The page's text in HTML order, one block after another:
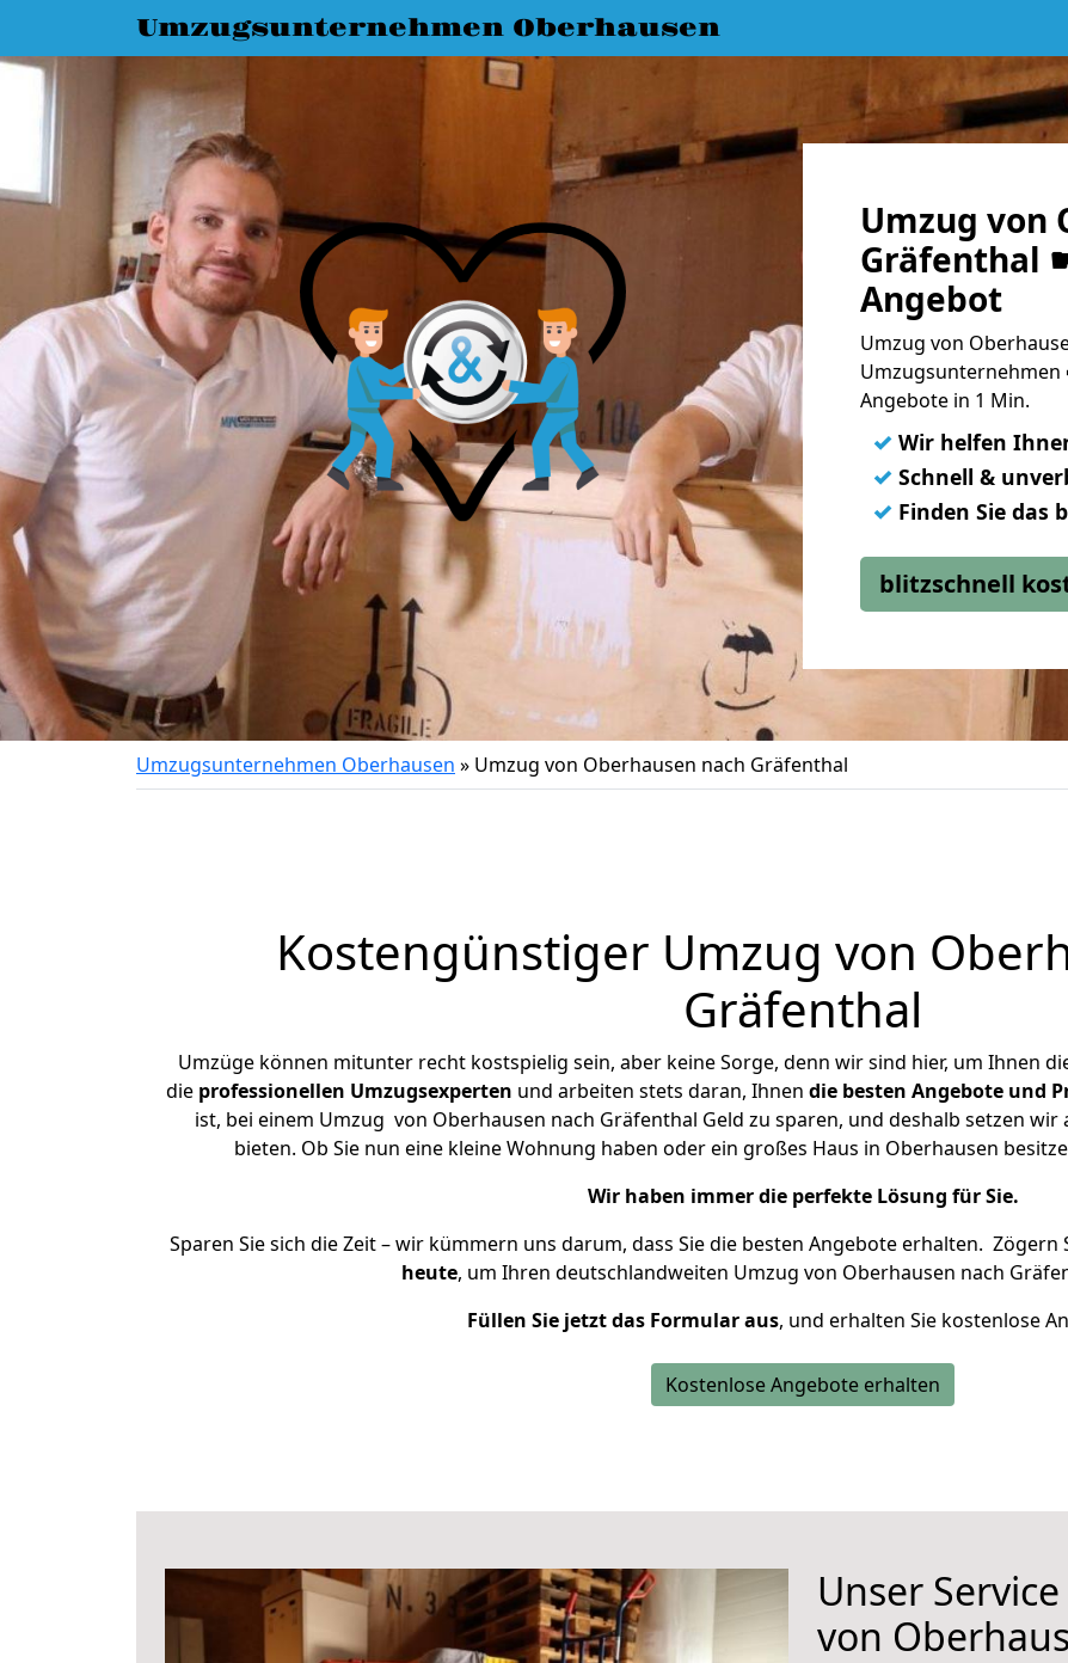
Umzugsunternehmen Oberhausen
Umzug von
Gräfenthal
Angebot
Umzug von
Umzugsunternehmen
Angebote in 1 Min.
✓ Wir helfen
✓ Schnell &
✓ Finden Sie das
blitzschnell
Umzugsunternehmen Oberhausen » Umzug von Oberhausen nach Gräfenthal
Kostengünstiger Umzug von
Gräfenthal
Umzüge können mitunter recht kostspielig sein, aber keine Sorge, denn wir sind hier, um Ihnen
die professionellen Umzugsexperten und arbeiten stets daran, Ihnen die besten Angebote und
ist, bei einem Umzug von Oberhausen nach Gräfenthal Geld zu sparen, und deshalb setzen wir
bieten. Ob Sie nun eine kleine Wohnung haben oder ein großes Haus in Oberhausen
Wir haben immer die perfekte Lösung für Sie.
Sparen Sie sich die Zeit – wir kümmern uns darum, dass Sie die besten Angebote erhalten. Zögern
heute, um Ihren deutschlandweiten Umzug von Oberhausen nach
Füllen Sie jetzt das Formular aus, und erhalten Sie kostenlose
Kostenlose Angebote erhalten
Unser
von